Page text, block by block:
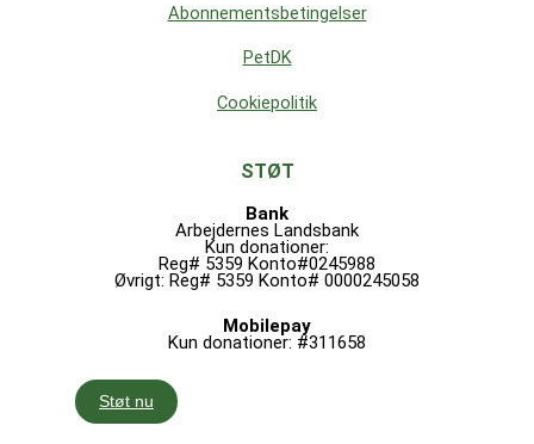
Abonnementsbetingelser
PetDK
Cookiepolitik
STØT
Bank
Arbejdernes Landsbank
Kun donationer:
Reg# 5359 Konto#0245988
Øvrigt: Reg# 5359 Konto# 0000245058
Mobilepay
Kun donationer: #311658
Støt nu